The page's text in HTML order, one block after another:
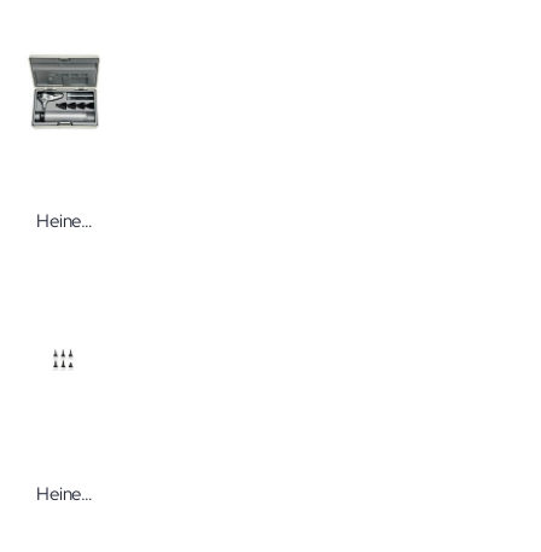
Heine Beta 400 Otoskop Set
Heine Dauer-Ohrtrichter SANALON In verschiedenen Größen